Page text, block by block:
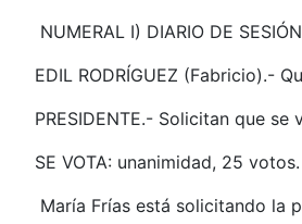
NUMERAL I) DIARIO DE
EDIL RODRÍGUEZ (Fabricio).-
PRESIDENTE.- Solicitan que se
SE VOTA: unanimidad, 25 votos.
María Frías está solicitando la